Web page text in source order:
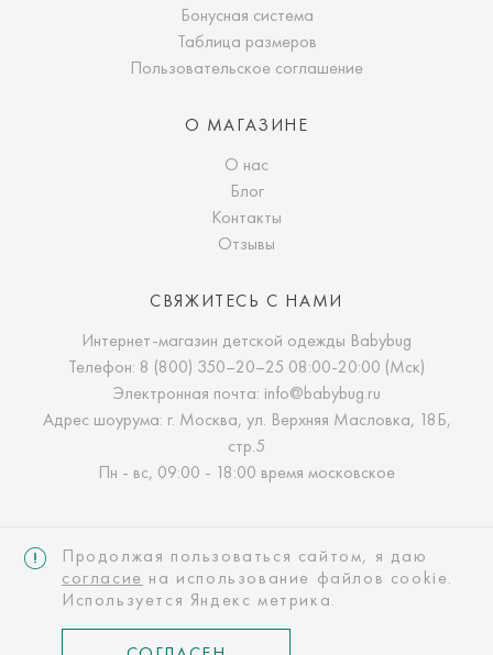
Бонусная система
Таблица размеров
Пользовательское соглашение
О МАГАЗИНЕ
О нас
Блог
Контакты
Отзывы
СВЯЖИТЕСЬ С НАМИ
Интернет-магазин детской одежды Babybug
Телефон: 8 (800) 350–20–25 08:00-20:00 (Мск)
Электронная почта: info@babybug.ru
Адрес шоурума: г. Москва, ул. Верхняя Масловка, 18Б,
стр.5
Пн - вс, 09:00 - 18:00 время московское
Интернет-магазин детской одежды Babybug
Продолжая пользоваться сайтом, я даю
согласие на использование файлов cookie.
Используется Яндекс метрика.